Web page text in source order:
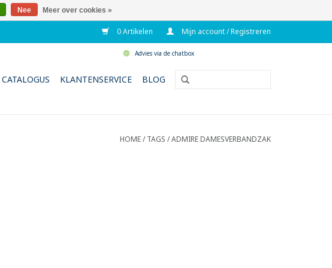
0 Artikelen Mijn account / Registreren
Advies via de chatbox
CATALOGUS KLANTENSERVICE BLOG
HOME/TAGS /ADMIRE DAMESVERBANDZAK
Nee Meer over cookies »